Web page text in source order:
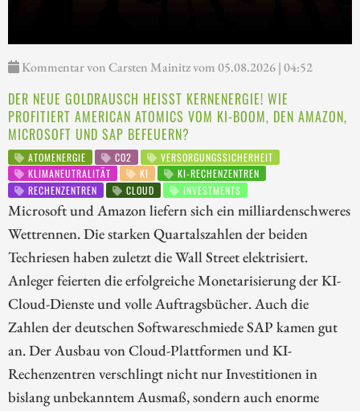
Kommentar von Carsten Mainitz vom 05.08.2026 | 04:52
DER NEUE GOLDRAUSCH HEISST KERNENERGIE! WIE P
ROFITIERT AMERICAN ATOMICS VOM KI-BOOM, DEN AMAZON, M
ICROSOFT UND SAP BEFEUERN?
ATOMENERGIE CO2
VERSORGUNGSSICHERHEIT
KLIMANEUTRALITÄT
KI
KI-RECHENZENTREN
RECHENZENTREN
CLOUD INVESTMENTS
Microsoft und Amazon liefern sich ein milliardenschweres
Wettrennen. Die starken Quartalszahlen der beiden
Techriesen haben zuletzt die Wall Street elektrisiert.
Anleger feierten die erfolgreiche Monetarisierung der KI-
Cloud-Dienste und volle Auftragsbücher. Auch die
Zahlen der deutschen Softwareschmiede SAP kamen gut
an. Der Ausbau von Cloud-Plattformen und KI-
Rechenzentren verschlingt nicht nur Investitionen in
bislang unbekanntem Ausmaß, sondern auch enorme